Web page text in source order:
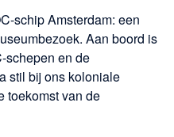
schip Amsterdam: een
Aan boord is
schepen en de
stil bij ons koloniale
toekomst van de